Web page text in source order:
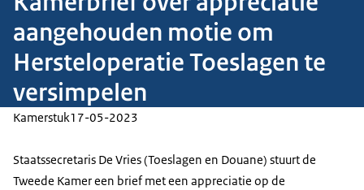
aangehouden motie om
Hersteloperatie Toeslagen te
versimpelen
Kamerstuk17-05-2023
Staatssecretaris De Vries (Toeslagen en Douane) stuurt de
Tweede Kamer een brief met een appreciatie op de